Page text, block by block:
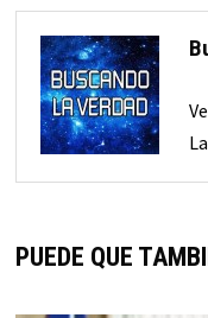
PUEDE QUE